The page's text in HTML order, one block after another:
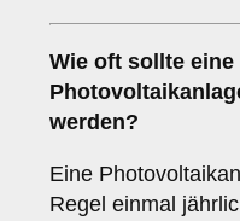
Wie oft sollte eine
werden?
Eine
Regel einmal